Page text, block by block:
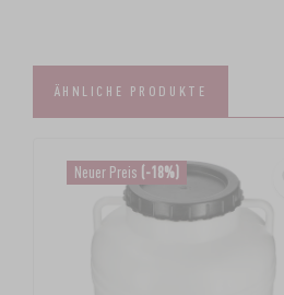
ÄHNLICHE PRODUKTE
Neuer Preis (-18%)